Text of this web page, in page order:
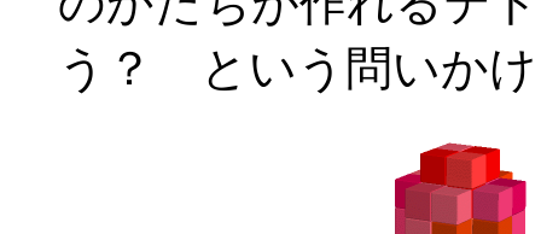
う？ という問いか